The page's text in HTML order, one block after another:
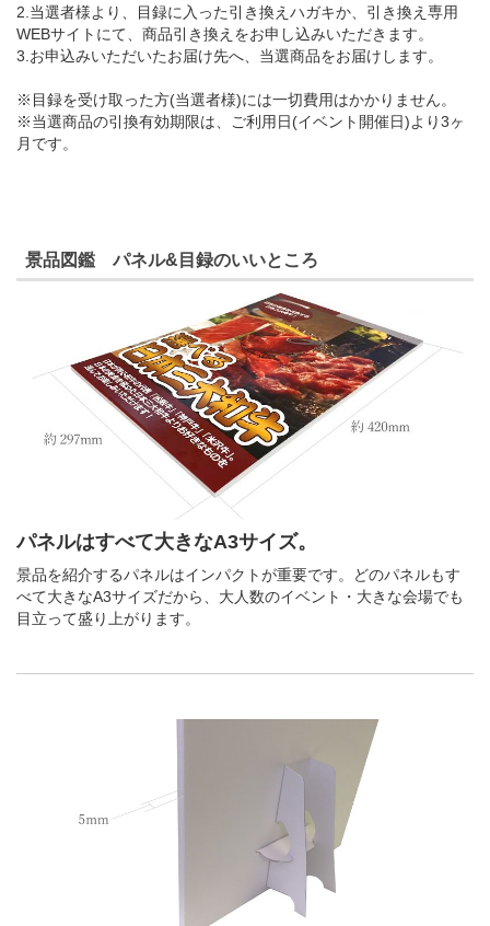
2.当選者様より、目録に入った引き換えハガキか、引き換え専用
WEBサイトにて、商品引き換えをお申し込みいただきます。
3.お申込みいただいたお届け先へ、当選商品をお届けします。
※目録を受け取った方(当選者様)には一切費用はかかりません。
※当選商品の引換有効期限は、ご利用日(イベント開催日)より3ヶ
月です。
景品図鑑 パネル&目録のいいところ
パネルはすべて大きなA3サイズ。
景品を紹介するパネルはインパクトが重要です。どのパネルもす
べて大きなA3サイズだから、大人数のイベント・大きな会場でも
目立って盛り上がります。